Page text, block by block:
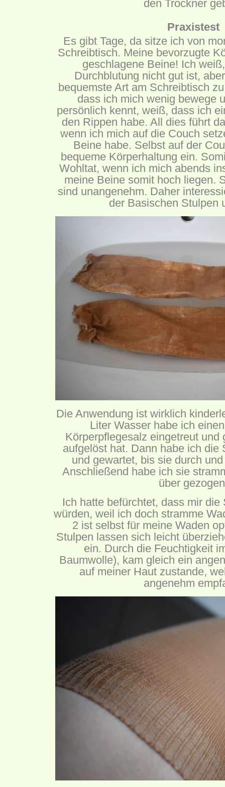
den Trockner
Praxistest
Es gibt Tage, da sitze ich von
Schreibtisch. Meine bevorzugte
geschlagene Beine! Ich
Durchblutung nicht gut ist,
bequemste Art am Schreibtisch
dass ich mich wenig bewege
persönlich kennt, weiß, dass ich
den Rippen habe. All dies führt
wenn ich mich auf die Couch
Beine habe. Selbst auf der
bequeme Körperhaltung ein.
Wohltat, wenn ich mich abends
meine Beine somit hoch liegen.
sind unangenehm. Daher
der Basischen Stulpen
Die Anwendung ist wirklich
Liter Wasser habe ich
Körperpflegesalz eingetreut und
aufgelöst hat. Dann habe ich die
und gewartet, bis sie durch
Anschließend habe ich sie
über
Ich hatte befürchtet, dass mir
würden, weil ich doch stramme
2 ist selbst für meine Waden
Stulpen lassen sich leicht
ein. Durch die Feuchtigkeit
Baumwolle), kam gleich ein
auf meiner Haut zustande,
angenehm